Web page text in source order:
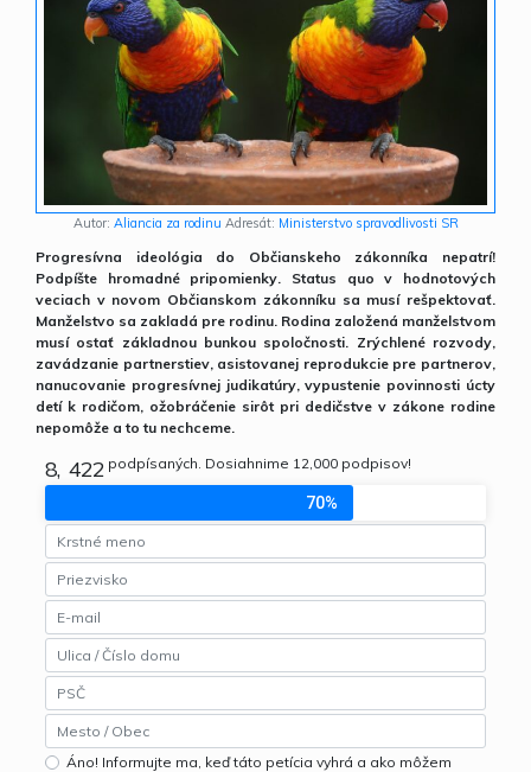
Autor: Aliancia za rodinu Adresát: Ministerstvo spravodlivosti SR
Progresívna ideológia do Občianskeho zákonníka nepatrí!
Podpíšte hromadné pripomienky. Status quo v hodnotových
veciach v novom Občianskom zákonníku sa musí rešpektovať.
Manželstvo sa zakladá pre rodinu. Rodina založená manželstvom
musí ostať základnou bunkou spoločnosti. Zrýchlené rozvody,
zavádzanie partnerstiev, asistovanej reprodukcie pre partnerov,
nanucovanie progresívnej judikatúry, vypustenie povinnosti úcty
detí k rodičom, ožobráčenie sirôt pri dedičstve v zákone rodine
nepomôže a to tu nechceme.
0
2
3
4
5
6
7
8,
-
+
0
1
2
3
4
5
,
-
+
0
1
2
3
4
6
7
8
9
,
.
-
+
0
1
2
4
5
6
7
8
9
,
-
+
0
1
2
4
5
6
7
8
podpísaných. Dosiahnime 12,000 podpisov!
70%
Áno! Informujte ma, keď táto petícia vyhrá a ako môžem